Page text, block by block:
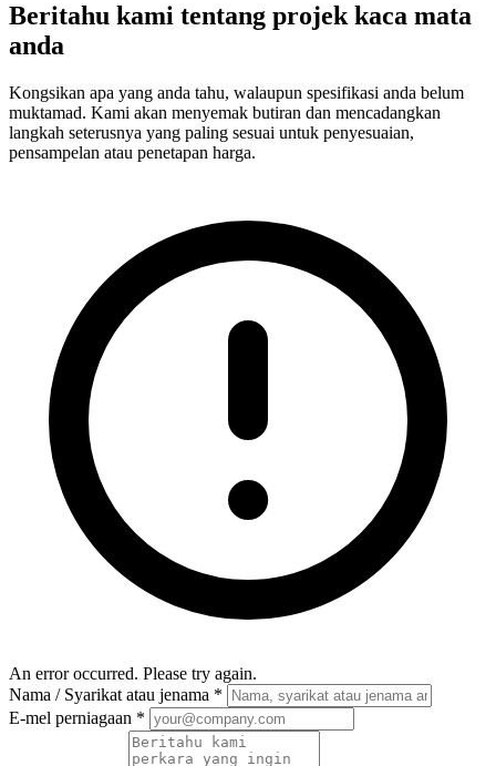
Beritahu kami tentang projek kaca mata
anda
Kongsikan apa yang anda tahu, walaupun spesifikasi anda belum
muktamad. Kami akan menyemak butiran dan mencadangkan
langkah seterusnya yang paling sesuai untuk penyesuaian,
pensampelan atau penetapan harga.
An error occurred. Please try again.
Nama / Syarikat atau jenama *
E-mel perniagaan *